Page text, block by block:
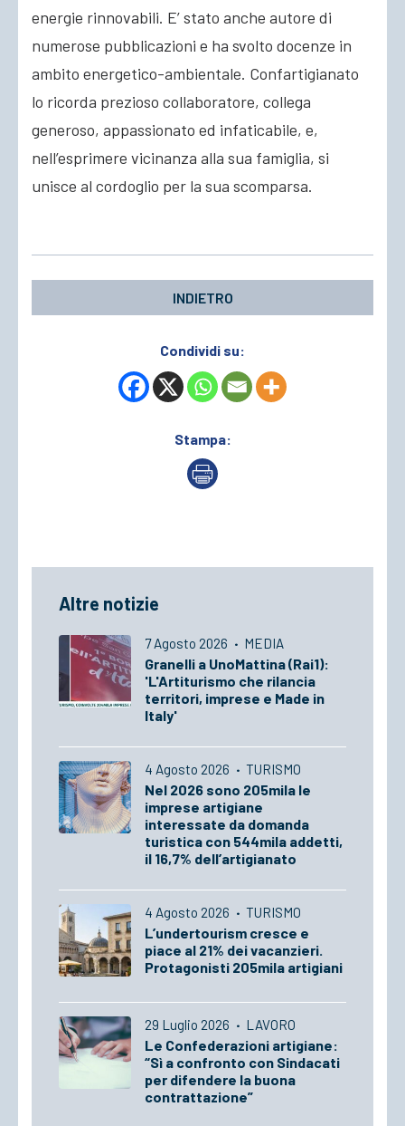
energie rinnovabili. E’ stato anche autore di
numerose pubblicazioni e ha svolto docenze in
ambito energetico-ambientale. Confartigianato
lo ricorda prezioso collaboratore, collega
generoso, appassionato ed infaticabile, e,
nell’esprimere vicinanza alla sua famiglia, si
unisce al cordoglio per la sua scomparsa.
INDIETRO
Condividi su:
Stampa:
Altre notizie
7 Agosto 2026 · MEDIA
Granelli a UnoMattina (Rai1):
'L'Artiturismo che rilancia
territori, imprese e Made in
Italy'
4 Agosto 2026 · TURISMO
Nel 2026 sono 205mila le
imprese artigiane
interessate da domanda
turistica con 544mila addetti,
il 16,7% dell’artigianato
4 Agosto 2026 · TURISMO
L’undertourism cresce e
piace al 21% dei vacanzieri.
Protagonisti 205mila artigiani
29 Luglio 2026 · LAVORO
Le Confederazioni artigiane:
“Sì a confronto con Sindacati
per difendere la buona
contrattazione”